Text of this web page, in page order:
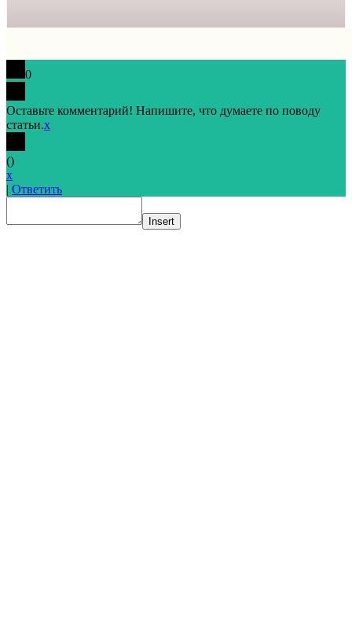
0
Оставьте комментарий! Напишите, что думаете по поводу
статьи.x
()
x
| Ответить
Insert